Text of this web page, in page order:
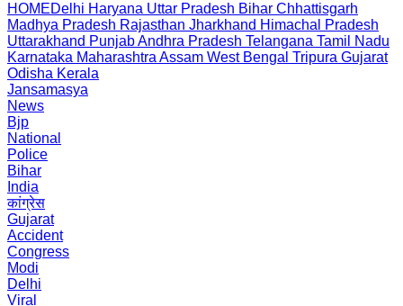
HOMEDelhi Haryana Uttar Pradesh Bihar Chhattisgarh
Madhya Pradesh Rajasthan Jharkhand Himachal Pradesh
Uttarakhand PunjabAndhra Pradesh Telangana Tamil Nadu
Karnataka Maharashtra Assam West Bengal Tripura Gujarat
Odisha Kerala
Jansamasya
News
Bjp
National
Police
Bihar
India
कांग्रेस
Gujarat
Accident
Congress
Modi
Delhi
Viral